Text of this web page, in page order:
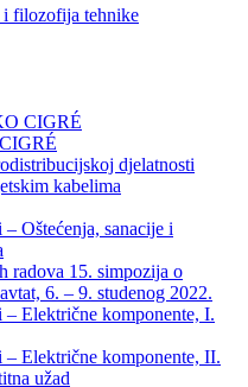
filozofija tehnike
CIGRÉ
djelatnosti
kabelima
Oštećenja, sanacije i
radova 15. simpozija o
6. – 9. studenog 2022.
Električne komponente, I.
Električne komponente, II.
užad